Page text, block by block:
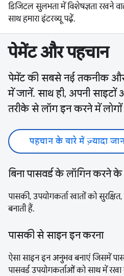
डिजिटल सुलभता में विशेषज्ञता रखने
साथ हमारा इंटरव्यू पढ़ें.
पेमेंट और पहचान
पेमेंट की सबसे नई तकनीक और
में जानें. साथ ही, अपनी
तरीके से लॉग इन करने में
पहचान के बारे में ज़्यादा
बिना पासवर्ड के लॉगिन करने
पासकी, उपयोगकर्ता खातों को
बनाती हैं.
पासकी से साइन इन करना
ऐसा साइन इन अनुभव बनाएं जिसमें
पासवर्ड उपयोगकर्ताओं को साथ में